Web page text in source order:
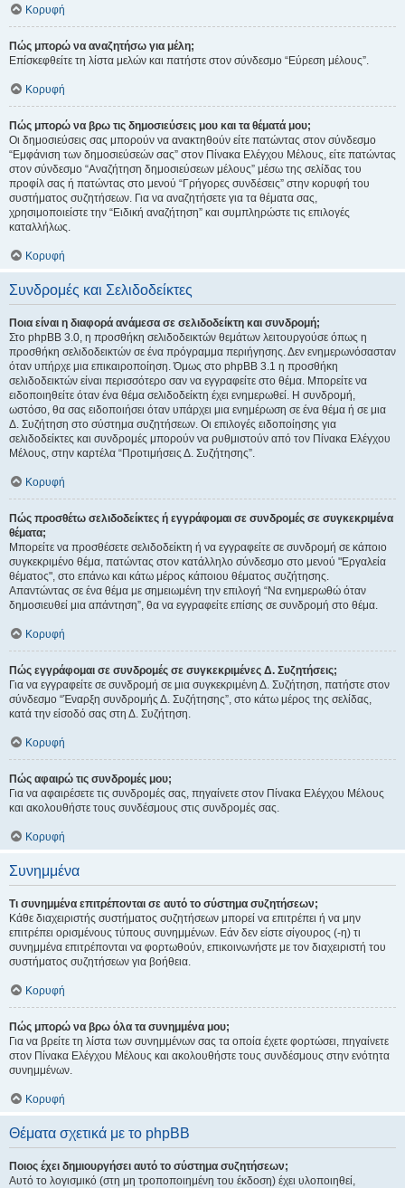
Κορυφή
Πώς μπορώ να αναζητήσω για μέλη;
Επίσκεφθείτε τη λίστα μελών και πατήστε στον σύνδεσμο “Εύρεση μέλους”.
Κορυφή
Πώς μπορώ να βρω τις δημοσιεύσεις μου και τα θέματά μου;
Οι δημοσιεύσεις σας μπορούν να ανακτηθούν είτε πατώντας στον σύνδεσμο
“Εμφάνιση των δημοσιεύσεών σας” στον Πίνακα Ελέγχου Μέλους, είτε πατώντας
στον σύνδεσμο “Αναζήτηση δημοσιεύσεων μέλους” μέσω της σελίδας του
προφίλ σας ή πατώντας στο μενού “Γρήγορες συνδέσεις” στην κορυφή του
συστήματος συζητήσεων. Για να αναζητήσετε για τα θέματα σας,
χρησιμοποιείστε την “Ειδική αναζήτηση” και συμπληρώστε τις επιλογές
καταλλήλως.
Κορυφή
Συνδρομές και Σελιδοδείκτες
Ποια είναι η διαφορά ανάμεσα σε σελιδοδείκτη και συνδρομή;
Στο phpBB 3.0, η προσθήκη σελιδοδεικτών θεμάτων λειτουργούσε όπως η
προσθήκη σελιδοδεικτών σε ένα πρόγραμμα περιήγησης. Δεν ενημερωνόσασταν
όταν υπήρχε μια επικαιροποίηση. Όμως στο phpBB 3.1 η προσθήκη
σελιδοδεικτών είναι περισσότερο σαν να εγγραφείτε στο θέμα. Μπορείτε να
ειδοποιηθείτε όταν ένα θέμα σελιδοδείκτη έχει ενημερωθεί. Η συνδρομή,
ωστόσο, θα σας ειδοποιήσει όταν υπάρχει μια ενημέρωση σε ένα θέμα ή σε μια
Δ. Συζήτηση στο σύστημα συζητήσεων. Οι επιλογές ειδοποίησης για
σελιδοδείκτες και συνδρομές μπορούν να ρυθμιστούν από τον Πίνακα Ελέγχου
Μέλους, στην καρτέλα “Προτιμήσεις Δ. Συζήτησης”.
Κορυφή
Πώς προσθέτω σελιδοδείκτες ή εγγράφομαι σε συνδρομές σε συγκεκριμένα
θέματα;
Μπορείτε να προσθέσετε σελιδοδείκτη ή να εγγραφείτε σε συνδρομή σε κάποιο
συγκεκριμένο θέμα, πατώντας στον κατάλληλο σύνδεσμο στο μενού "Εργαλεία
θέματος", στο επάνω και κάτω μέρος κάποιου θέματος συζήτησης.
Απαντώντας σε ένα θέμα με σημειωμένη την επιλογή “Να ενημερωθώ όταν
δημοσιευθεί μια απάντηση”, θα να εγγραφείτε επίσης σε συνδρομή στο θέμα.
Κορυφή
Πώς εγγράφομαι σε συνδρομές σε συγκεκριμένες Δ. Συζητήσεις;
Για να εγγραφείτε σε συνδρομή σε μια συγκεκριμένη Δ. Συζήτηση, πατήστε στον
σύνδεσμο “Έναρξη συνδρομής Δ. Συζήτησης”, στο κάτω μέρος της σελίδας,
κατά την είσοδό σας στη Δ. Συζήτηση.
Κορυφή
Πώς αφαιρώ τις συνδρομές μου;
Για να αφαιρέσετε τις συνδρομές σας, πηγαίνετε στον Πίνακα Ελέγχου Μέλους
και ακολουθήστε τους συνδέσμους στις συνδρομές σας.
Κορυφή
Συνημμένα
Τι συνημμένα επιτρέπονται σε αυτό το σύστημα συζητήσεων;
Κάθε διαχειριστής συστήματος συζητήσεων μπορεί να επιτρέπει ή να μην
επιτρέπει ορισμένους τύπους συνημμένων. Εάν δεν είστε σίγουρος (-η) τι
συνημμένα επιτρέπονται να φορτωθούν, επικοινωνήστε με τον διαχειριστή του
συστήματος συζητήσεων για βοήθεια.
Κορυφή
Πώς μπορώ να βρω όλα τα συνημμένα μου;
Για να βρείτε τη λίστα των συνημμένων σας τα οποία έχετε φορτώσει, πηγαίνετε
στον Πίνακα Ελέγχου Μέλους και ακολουθήστε τους συνδέσμους στην ενότητα
συνημμένων.
Κορυφή
Θέματα σχετικά με το phpBB
Ποιος έχει δημιουργήσει αυτό το σύστημα συζητήσεων;
Αυτό το λογισμικό (στη μη τροποποιημένη του έκδοση) έχει υλοποιηθεί,